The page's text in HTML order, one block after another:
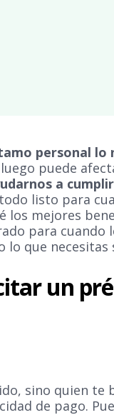
personal lo
puede
a
listo para
mejores
para cuando
que necesitas
un
sino quien te
de pago.